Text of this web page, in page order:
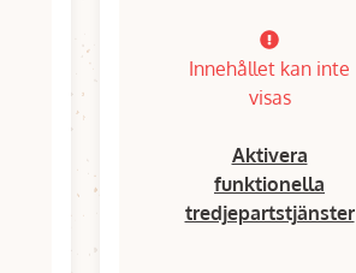
Innehållet kan inte
visas
Aktivera
funktionella
tredjepartstjänster